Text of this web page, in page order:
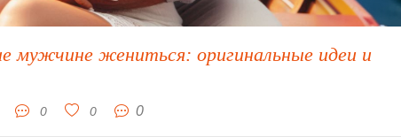
мужчине жениться: оригинальные идеи и
0 0 0